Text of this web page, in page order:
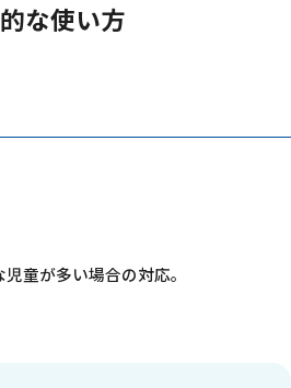
な使い方
童が多い場合の対応。